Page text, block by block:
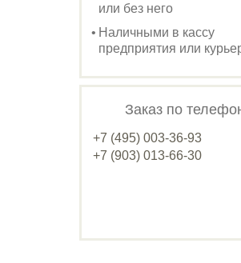
или без него
Наличными в кассу
предприятия или
Заказ по
+7 (495) 003-36-93
+7 (903) 013-66-30